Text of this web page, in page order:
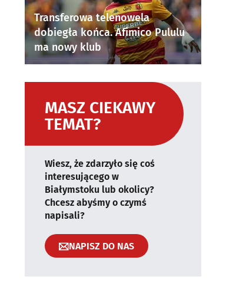
Transferowa telenowela
dobiegła końca. Afimico Pululu
ma nowy klub
MASZ CIEKAWY
TEMAT?
Wiesz, że zdarzyło się coś
interesującego w
Białymstoku lub okolicy?
Chcesz abyśmy o czymś
napisali?
NAPISZ DO NAS